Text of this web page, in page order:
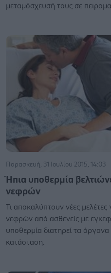
μεταμόσχευσή τους σε
Παρασκευή, 31 Ιουλίου 2015, 14:03
Ήπια υποθερμία
νεφρών
Τι αποκαλύπτουν νέες
νεφρών από ασθενείς με
υποθερμία διατηρεί τα
κατάσταση.